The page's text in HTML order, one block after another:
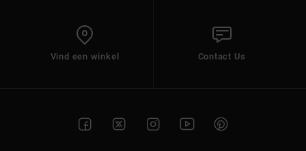
Vind een winkel Contact Us